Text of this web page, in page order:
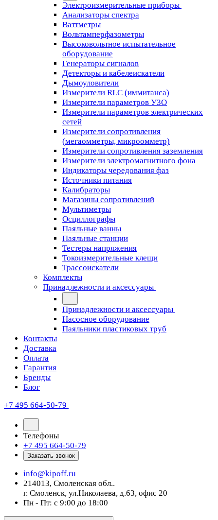
Электроизмерительные приборы
Анализаторы спектра
Ваттметры
Вольтамперфазометры
Высоковольтное испытательное
оборудование
Генераторы сигналов
Детекторы и кабелеискатели
Дымоуловители
Измерители RLC (иммитанса)
Измерители параметров УЗО
Измерители параметров электрических
сетей
Измерители сопротивления
(мегаомметры, микроомметр)
Измерители сопротивления заземления
Измерители электромагнитного фона
Индикаторы чередования фаз
Источники питания
Калибраторы
Магазины сопротивлений
Мультиметры
Осциллографы
Паяльные ванны
Паяльные станции
Тестеры напряжения
Токоизмерительные клещи
Трассоискатели
Комплекты
Принадлежности и аксессуары
Принадлежности и аксессуары
Насосное оборудование
Паяльники пластиковых труб
Контакты
Доставка
Оплата
Гарантия
Бренды
Блог
+7 495 664-50-79
Телефоны
+7 495 664-50-79
Заказать звонок
info@kipoff.ru
214013, Смоленская обл..
г. Смоленск, ул.Николаева, д.63, офис 20
Пн - Пт: с 9:00 до 18:00